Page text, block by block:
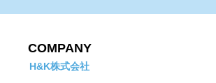
COMPANY
H&K株式会社